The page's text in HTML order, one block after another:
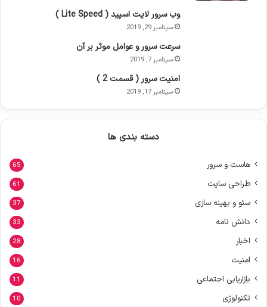
وب سرور لایت اسپید ( Lite Speed )
سپتامبر 29, 2019
سرعت سرور و عوامل موثر بر آن
سپتامبر 7, 2019
امنیت سرور ( قسمت 2 )
سپتامبر 17, 2019
دسته بندی ها
هاست و سرور 65
طراحی سایت 61
سئو و بهینه سازی 37
دانش نامه 33
اخبار 28
امنیت 16
بازاریابی اجتماعی 11
تکنولوژی 10